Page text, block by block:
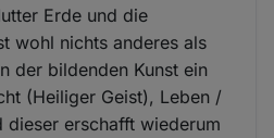
Erde und die
wohl nichts anderes als
der bildenden Kunst ein
(Heiliger Geist), Leben /
dieser erschafft wiederum